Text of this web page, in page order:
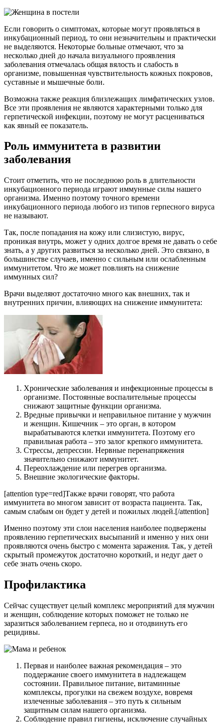
Если говорить о симптомах, которые могут проявляться в
инкубационный период, то они незначительны и практически
не выделяются. Некоторые больные отмечают, что за
несколько дней до начала визуального проявления
заболевания отмечалась общая вялость и слабость в
организме, повышенная чувствительность кожных покровов,
суставные и мышечные боли.
Возможна также реакция близлежащих лимфатических узлов.
Все эти проявления не являются характерными только для
герпетической инфекции, поэтому не могут расцениваться
как явный ее показатель.
Роль иммунитета в развитии
заболевания
Стоит отметить, что не последнюю роль в длительности
инкубационного периода играют иммунные силы нашего
организма. Именно поэтому точного времени
инкубационного периода любого из типов герпесного вируса
не называют.
Так, после попадания на кожу или слизистую, вирус,
проникая внутрь, может у одних долгое время не давать о себе
знать, а у других развиться за несколько дней. Это связано, в
большинстве случаев, именно с сильным или ослабленным
иммунитетом. Что же может повлиять на снижение
иммунных сил?
Врачи выделяют достаточно много как внешних, так и
внутренних причин, влияющих на снижение иммунитета:
Хронические заболевания и инфекционные процессы в
организме. Постоянные воспалительные процессы
снижают защитные функции организма.
Вредные привычки и неправильное питание у мужчин
и женщин. Кишечник – это орган, в котором
вырабатываются клетки иммунитета. Поэтому его
правильная работа – это залог крепкого иммунитета.
Стрессы, депрессии. Нервные перенапряжения
значительно снижают иммунитет.
Переохлаждение или перегрев организма.
Внешние экологические факторы.
[attention type=red]Также врачи говорят, что работа
иммунитета во многом зависит от возраста пациента. Так,
самым слабым он будет у детей и пожилых людей.[/attention]
Именно поэтому эти слои населения наиболее подвержены
проявлению герпетических высыпаний и именно у них они
проявляются очень быстро с момента заражения. Так, у детей
скрытый промежуток достаточно короткий, и недуг дает о
себе знать очень скоро.
Профилактика
Сейчас существует целый комплекс мероприятий для мужчин
и женщин, соблюдение которых поможет не только не
заразиться заболеванием герпеса, но и отодвинуть его
рецидивы.
Первая и наиболее важная рекомендация – это
поддержание своего иммунитета в надлежащем
состоянии. Правильное питание, витаминные
комплексы, прогулки на свежем воздухе, вовремя
излеченные заболевания – это путь к сильным
защитным силам нашего организма.
Соблюдение правил гигиены, исключение случайных